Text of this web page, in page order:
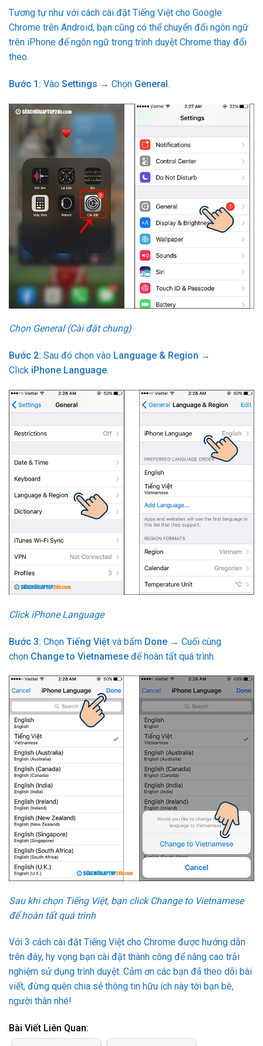
Tương tự như với cách cài đặt Tiếng Việt cho Google
Chrome trên Android, bạn cũng có thể chuyển đổi ngôn ngữ
trên iPhone để ngôn ngữ trong trình duyệt Chrome thay đổi
theo.
Bước 1: Vào Settings → Chọn General .
Chọn General (Cài đặt chung)
Bước 2: Sau đó chọn vào Language & Region →
Click iPhone Language.
Click iPhone Language
Bước 3: Chọn Tiếng Việt và bấm Done → Cuối cùng
chọn Change to Vietnamese để hoàn tất quá trình.
Sau khi chọn Tiếng Việt, bạn click Change to Vietnamese
để hoàn tất quá trình
Với 3 cách cài đặt Tiếng Việt cho Chrome được hướng dẫn
trên đây, hy vọng bạn cài đặt thành công để nâng cao trải
nghiệm sử dụng trình duyệt. Cảm ơn các bạn đã theo dõi bài
viết, đừng quên chia sẻ thông tin hữu ích này tới bạn bè,
người thân nhé!
Bài Viết Liên Quan: